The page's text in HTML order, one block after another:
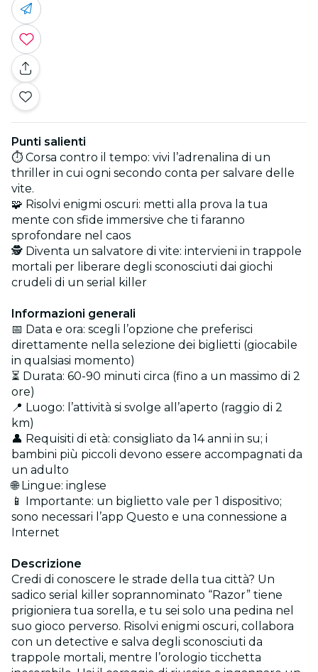
Punti salienti
⏱️ Corsa contro il tempo: vivi l’adrenalina di un
thriller in cui ogni secondo conta per salvare delle
vite.
🧩 Risolvi enigmi oscuri: metti alla prova la tua
mente con sfide immersive che ti faranno
sprofondare nel caos
🕵️ Diventa un salvatore di vite: intervieni in trappole
mortali per liberare degli sconosciuti dai giochi
crudeli di un serial killer
Informazioni generali
📅 Data e ora: scegli l’opzione che preferisci
direttamente nella selezione dei biglietti (giocabile
in qualsiasi momento)
⏳ Durata: 60-90 minuti circa (fino a un massimo di 2
ore)
📍 Luogo: l’attività si svolge all’aperto (raggio di 2
km)
👤 Requisiti di età: consigliato da 14 anni in su; i
bambini più piccoli devono essere accompagnati da
un adulto
🌐 Lingue: inglese
📱 Importante: un biglietto vale per 1 dispositivo;
sono necessari l’app Questo e una connessione a
Internet
Descrizione
Credi di conoscere le strade della tua città? Un
sadico serial killer soprannominato “Razor” tiene
prigioniera tua sorella, e tu sei solo una pedina nel
suo gioco perverso. Risolvi enigmi oscuri, collabora
con un detective e salva degli sconosciuti da
trappole mortali, mentre l’orologio ticchetta